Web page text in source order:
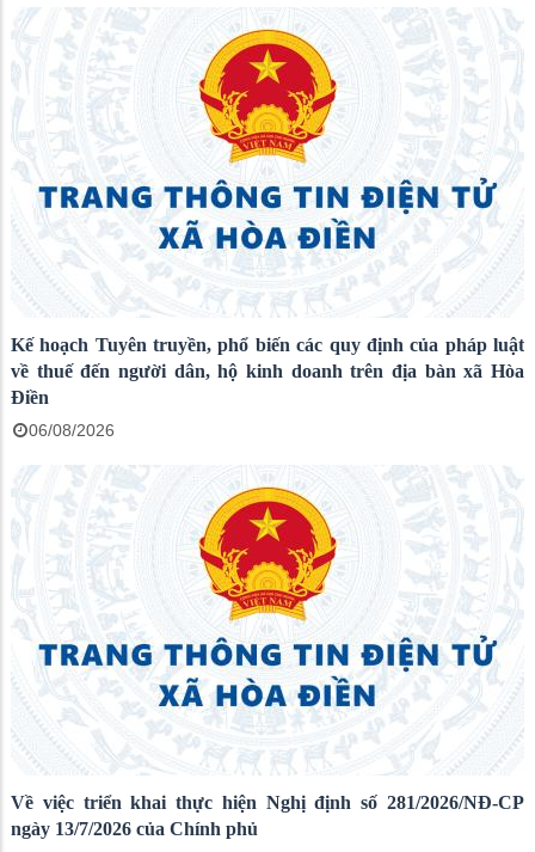
Kế hoạch Tuyên truyền, phổ biến các quy định của pháp luật
về thuế đến người dân, hộ kinh doanh trên địa bàn xã Hòa
Điền
06/08/2026
Về việc triển khai thực hiện Nghị định số 281/2026/NĐ-CP
ngày 13/7/2026 của Chính phủ